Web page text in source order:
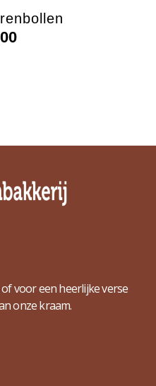
voor een heerlijke verse
onze kraam.